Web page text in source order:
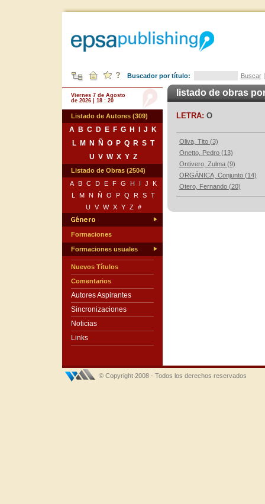
Buscador por título: Buscar
Viernes 7 de Agosto
de 2026 | 18 : 20
Listado de Autores (309)
A B C D E F G H J
K
L
M N Ñ O P Q R S T
U V W X Y Z
Listado de Obras (2504)
A
B C D E F G H I J
K
L
M N Ñ O P Q R S T
U
V W X Y Z #
Formaciones
Formaciones usuales
Nuevos Títulos
Comentarios
Autores Aspirantes
Sincronizaciones
Noticias
Links
listado de obras
LETRA: O
Oliva, Tito (3)
Onetto, Pedro (13)
Ontivero, Zulma (9)
ORGÁNICA, Conjunto (14)
Otero, Fernando (20)
© Copyright 2008 - Todos los derechos reservados